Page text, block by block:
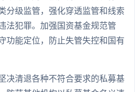
分级监管，强化穿透监管和线索
法犯罪。加强国资基金规范管
功能定位，防止失管失控和国有
决清退各种不符合要求的私募基